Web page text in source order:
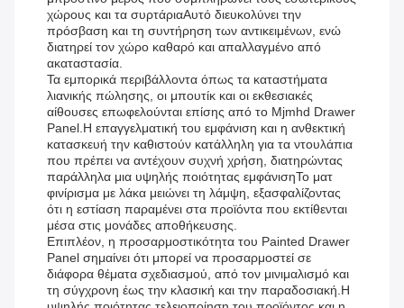
χώρους και τα συρτάριαΑυτό διευκολύνει την
πρόσβαση και τη συντήρηση των αντικειμένων, ενώ
διατηρεί τον χώρο καθαρό και απαλλαγμένο από
ακαταστασία.
Τα εμπορικά περιβάλλοντα όπως τα καταστήματα
λιανικής πώλησης, οι μπουτίκ και οι εκθεσιακές
αίθουσες επωφελούνται επίσης από το Mjmhd Drawer
Panel.Η επαγγελματική του εμφάνιση και η ανθεκτική
κατασκευή την καθιστούν κατάλληλη για τα ντουλάπια
που πρέπει να αντέχουν συχνή χρήση, διατηρώντας
παράλληλα μια υψηλής ποιότητας εμφάνισηΤο ματ
φινίρισμα με λάκα μειώνει τη λάμψη, εξασφαλίζοντας
ότι η εστίαση παραμένει στα προϊόντα που εκτίθενται
μέσα στις μονάδες αποθήκευσης.
Επιπλέον, η προσαρμοστικότητα του Painted Drawer
Panel σημαίνει ότι μπορεί να προσαρμοστεί σε
διάφορα θέματα σχεδιασμού, από τον μινιμαλισμό και
τη σύγχρονη έως την κλασική και την παραδοσιακή.Η